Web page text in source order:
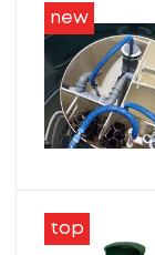
new
top